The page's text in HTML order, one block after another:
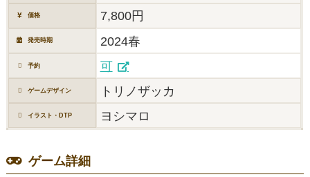
価格 7,800円
発売時期 2024春
予約 可
ゲームデザイン トリノザッカ
イラスト・DTP ヨシマロ
ゲーム詳細